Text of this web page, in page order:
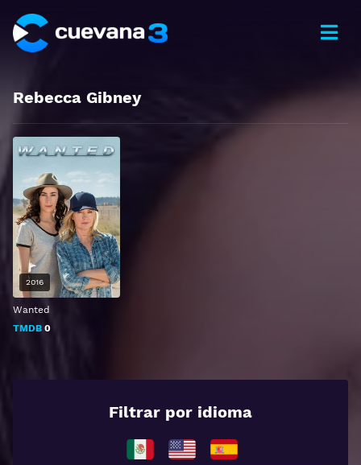
Rebecca Gibney
Wanted
TMDB 0
2016
Filtrar por idioma